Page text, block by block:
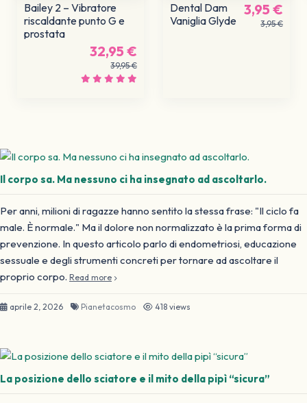
Bailey 2 – Vibratore
riscaldante punto G e
prostata
32,95 €
39,95 €
Dental Dam
Vaniglia Glyde
3,95 €
3,95 €
Il corpo sa. Ma nessuno ci ha insegnato ad ascoltarlo.
Per anni, milioni di ragazze hanno sentito la stessa frase: "Il ciclo fa
male. È normale." Ma il dolore non normalizzato è la prima forma di
prevenzione. In questo articolo parlo di endometriosi, educazione
sessuale e degli strumenti concreti per tornare ad ascoltare il
proprio corpo. Read more
aprile 2, 2026 Pianetacosmo 418 views
La posizione dello sciatore e il mito della pipì “sicura”